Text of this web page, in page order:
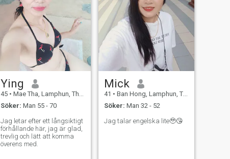
Ying
45 • Mae Tha, Lamphun, Thailand
Söker: Man 55 - 70
Jag letar efter ett långsiktigt
förhållande här, jag är glad,
trevlig och lätt att komma
överens med.
Mick
41 • Ban Hong, Lamphun, Thailand
Söker: Man 32 - 52
Jag talar engelska lite🥹😘